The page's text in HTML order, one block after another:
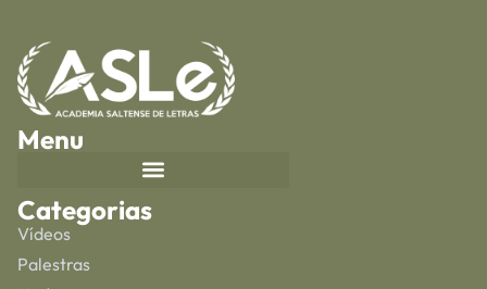
Menu
Categorias
Vídeos
Palestras